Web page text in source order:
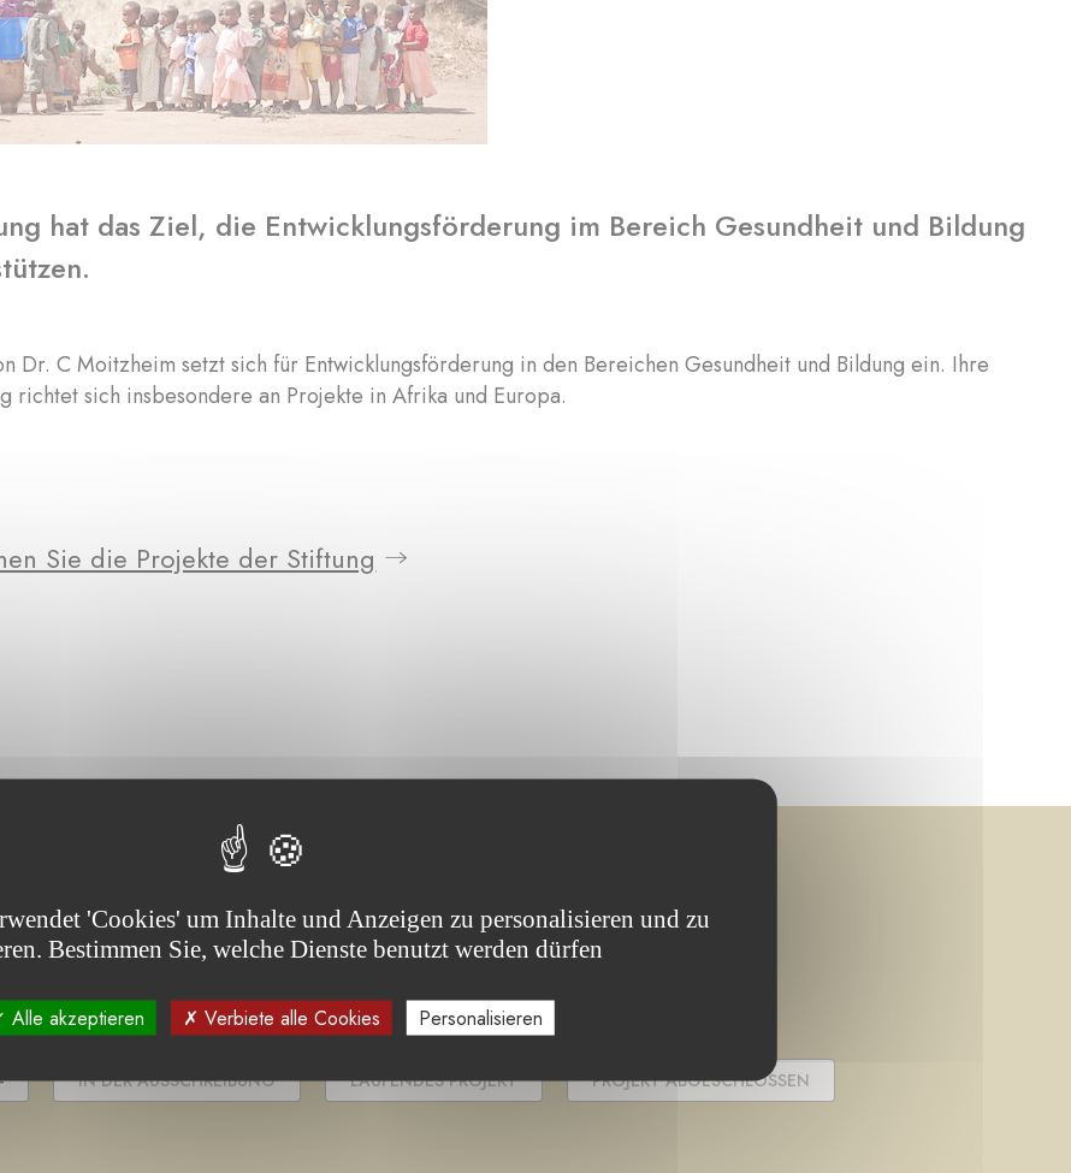
hat das Ziel, die Entwicklungsförderung im Bereich Gesundheit und Bildung
Dr. C Moitzheim setzt sich für Entwicklungsförderung in den Bereichen Gesundheit und Bildung ein. Ihre
richtet sich insbesondere an Projekte in Afrika und Europa.
Sie die Projekte der Stiftung
IN DER AUSSCHREIBUNG LAUFENDES PROJEKT PROJEKT ABGESCHLOSSEN
'Cookies' um Inhalte und Anzeigen zu personalisieren und zu
Bestimmen Sie, welche Dienste benutzt werden dürfen
Alle akzeptieren Verbiete alle Cookies Personalisieren